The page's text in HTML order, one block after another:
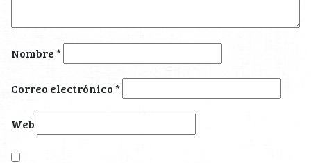
Nombre*
Correo electrónico*
Web